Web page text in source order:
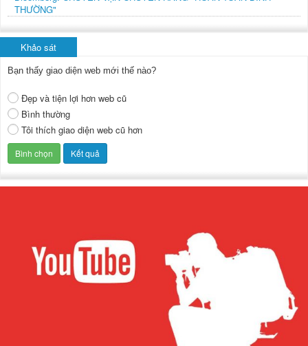
THƯỜNG"
Khảo sát
Bạn thấy giao diện web mới thế nào?
Đẹp và tiện lợi hơn web cũ
Bình thường
Tôi thích giao diện web cũ hơn